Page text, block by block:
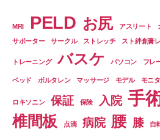
MRI PELD お尻 アスリート
サポーター
サークル ストレッチ スト絆創膏
トレーニング バスケ パソコン フレ
ベッド ボルタレン マッサージ モデル モニ
ロキソニン 保証 保険 入院 手
椎間板 点滴 病院 腰 膝 自